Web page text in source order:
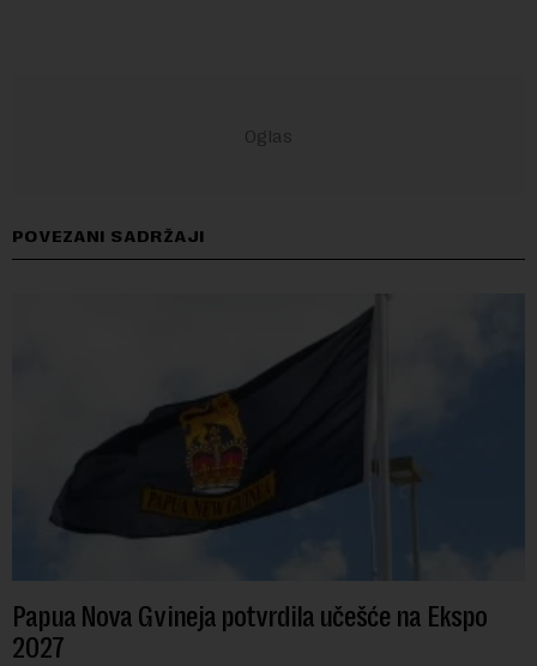
POVEZANI SADRŽAJI
Papua Nova Gvineja potvrdila učešće na Ekspo
2027